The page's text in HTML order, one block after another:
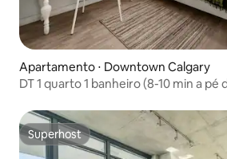
Apartamento ⋅ Downtown Calgary
DT 1 quarto 1 banheiro (8-10 min a pé
Superhost
Superhost